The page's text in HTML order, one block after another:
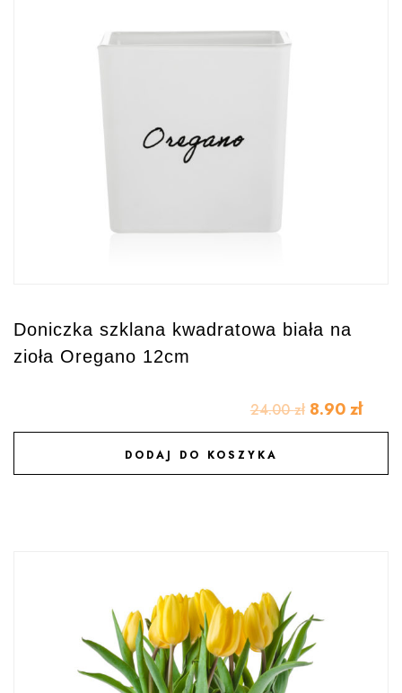
Doniczka szklana kwadratowa biała na
zioła Oregano 12cm
24.00zł 8.90 zł
DODAJ DO KOSZYKA
DODAJ DO ULUBIONYCH